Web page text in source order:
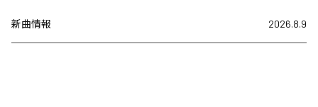
新曲情報 2026.8.9